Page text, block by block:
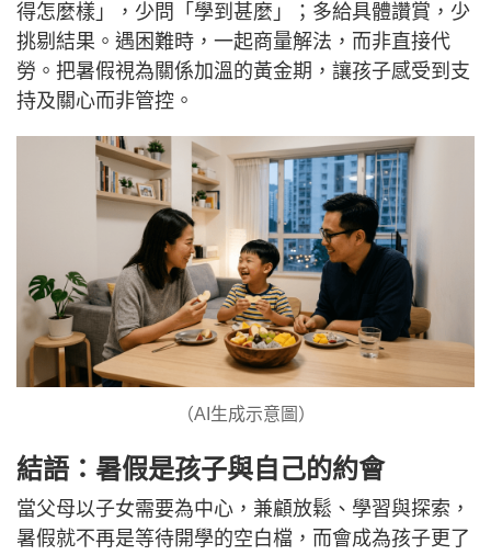
得怎麼樣」，少問「學到甚麼」；多給具體讚賞，少
挑剔結果。遇困難時，一起商量解法，而非直接代
勞。把暑假視為關係加溫的黃金期，讓孩子感受到支
持及關心而非管控。
（AI生成示意圖）
結語：暑假是孩子與自己的約會
當父母以子女需要為中心，兼顧放鬆、學習與探索，
暑假就不再是等待開學的空白檔，而會成為孩子更了